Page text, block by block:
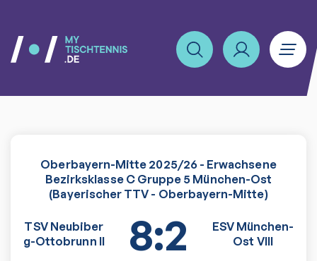
Oberbayern-Mitte 2025/26 - Erwachsene
Bezirksklasse C Gruppe 5 München-Ost
(Bayerischer TTV - Oberbayern-Mitte)
TSV Neubiber
g-Ottobrunn II
8:2
ESV München-
Ost VIII